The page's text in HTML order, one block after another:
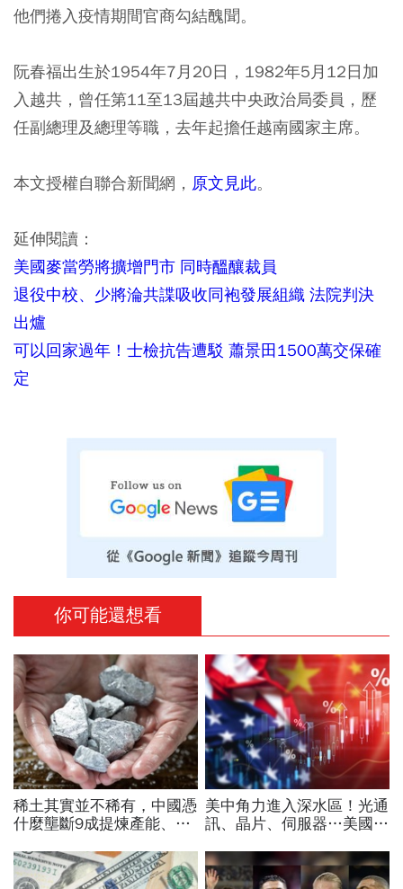
他們捲入疫情期間官商勾結醜聞。
阮春福出生於1954年7月20日，1982年5月12日加
入越共，曾任第11至13屆越共中央政治局委員，歷
任副總理及總理等職，去年起擔任越南國家主席。
本文授權自聯合新聞網， 原文見此。
延伸閱讀：
美國麥當勞將擴增門市 同時醞釀裁員
退役中校、少將淪共諜吸收同袍發展組織 法院判決
出爐
可以回家過年！士檢抗告遭駁 蕭景田1500萬交保確
定
你可能還想看
稀土其實並不稀有，中國憑
什麼壟斷9成提煉產能、掐
美中角力下，台灣最該擔心
的事
美中角力進入深水區！光通
訊、晶片、伺服器…美國制
「這類人」處境危險又困難